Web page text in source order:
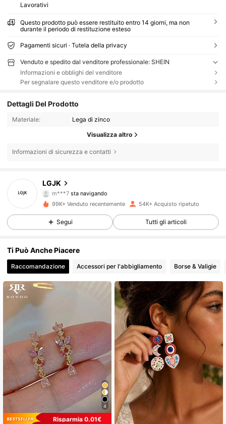
Lavorativi
Questo prodotto può essere restituito entro 14 giorni, ma non
durante il periodo di restituzione esteso
Pagamenti sicuri · Tutela della privacy
Venduto e spedito dal venditore professionale: SHEIN
Informazioni e obblighi del venditore
Per segnalare questo venditore e/o prodotto
Dettagli Del Prodotto
Materiale: Lega di zinco
Visualizza altro
Informazioni di sicurezza e contatti
LGJK
m***7sta navigando
4.80 5K Follower
4.80 5K Follower
4.80 5K Follower
4.80 5K Follower
99K+ Venduto recentemente 54K+ Acquisto ripetuto
Segui Tutti gli articoli
Ti Può Anche Piacere
Raccomandazione Accessori per l'abbigliamento Borse & Valigie
4
Risparmia 0.01€